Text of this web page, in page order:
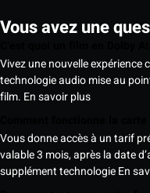
Vous avez une
Vivez une nouvelle expérience
technologie audio mise au
film. En savoir plus
Vous donne accès à un tarif
valable 3 mois, après la date
supplément technologieEn